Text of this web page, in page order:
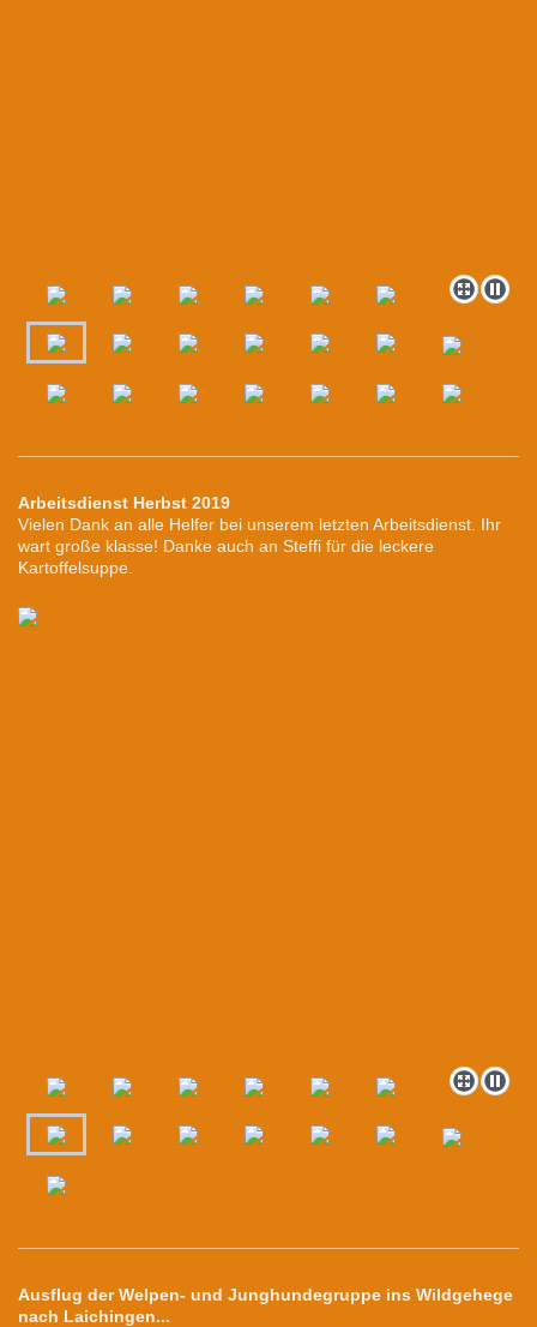
Arbeitsdienst Herbst 2019
Vielen Dank an alle Helfer bei unserem letzten Arbeitsdienst. Ihr
wart große klasse! Danke auch an Steffi für die leckere
Kartoffelsuppe.
Ausflug der Welpen- und Junghundegruppe ins Wildgehege
nach Laichingen...